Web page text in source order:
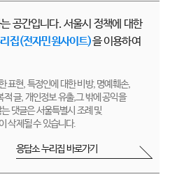
공간입니다. 서울시 정책에 대한
집(전자민원사이트)을 이용하여
표현, 특정인에 대한 비방, 명예훼손,
글, 개인정보 유출,그 밖에 공익을
댓글은 서울특별시 조례 및
삭제될 수 있습니다.
응답소 누리집 바로가기